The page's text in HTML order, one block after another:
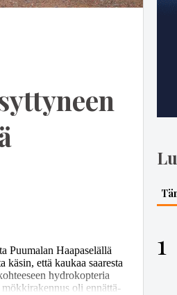
Puu­ma­lan Haa­pa­se­läl­lä
et­tä kau­kaa saa­res­ta
hyd­ro­kop­te­ria
mök­ki­ra­ken­nus oli en­nät­tä­
1